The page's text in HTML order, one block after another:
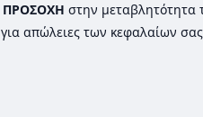
ΠΡΟΣΟΧΗ στην μεταβλητότητα
για απώλειες των κεφαλαίων